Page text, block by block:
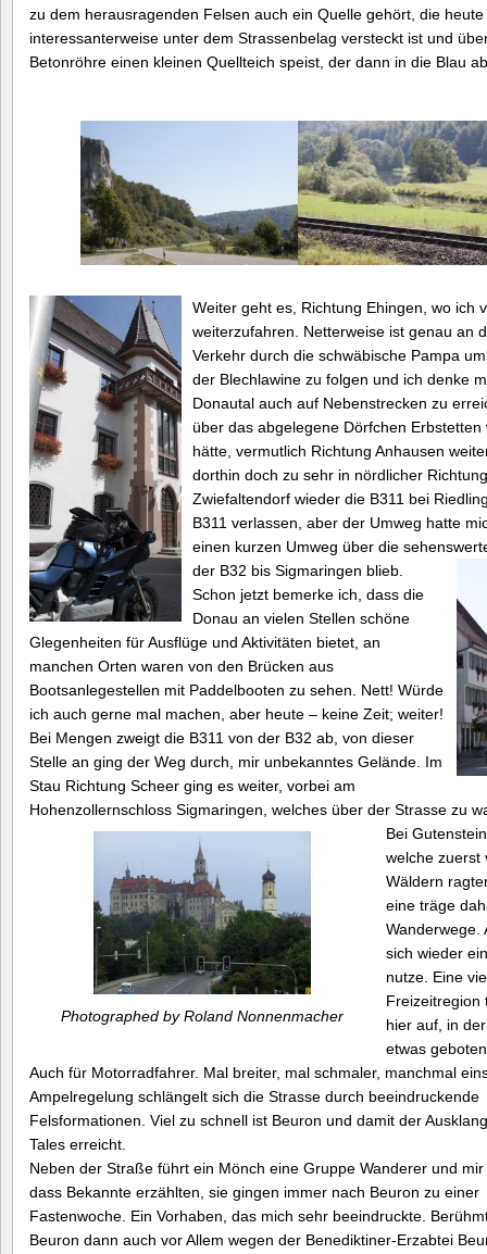
zu dem herausragenden Felsen auch ein Quelle gehört, die heute
interessanterweise unter dem Strassenbelag versteckt ist und
Betonröhre einen kleinen Quellteich speist, der dann in die Blau
Weiter geht es, Richtung Ehingen, wo ich
weiterzufahren. Netterweise ist genau an
Verkehr durch die schwäbische Pampa
der Blechlawine zu folgen und ich denke
Donautal auch auf Nebenstrecken zu
über das abgelegene Dörfchen
hätte, vermutlich Richtung Anhausen
dorthin doch zu sehr in nördlicher
Zwiefaltendorf wieder die B311 bei
B311 verlassen, aber der Umweg hatte
einen kurzen Umweg über die
der B32 bis Sigmaringen blieb.
Schon jetzt bemerke ich, dass die
Donau an vielen Stellen schöne
Glegenheiten für Ausflüge und Aktivitäten bietet, an
manchen Orten waren von den Brücken aus
Bootsanlegestellen mit Paddelbooten zu sehen. Nett! Würde
ich auch gerne mal machen, aber heute – keine Zeit; weiter!
Bei Mengen zweigt die B311 von der B32 ab, von dieser
Stelle an ging der Weg durch, mir unbekanntes Gelände. Im
Stau Richtung Scheer ging es weiter, vorbei am
Hohenzollernschloss Sigmaringen, welches über der Strasse zu
Photographed by Roland Nonnenmacher
Bei
welche zuerst
Wäldern
eine träge
Wanderwege.
sich wieder
nutze. Eine
Freizeitregion
hier auf, in
etwas
Auch für Motorradfahrer. Mal breiter, mal schmaler, manchmal
Ampelregelung schlängelt sich die Strasse durch beeindruckende
Felsformationen. Viel zu schnell ist Beuron und damit der
Tales erreicht.
Neben der Straße führt ein Mönch eine Gruppe Wanderer und
dass Bekannte erzählten, sie gingen immer nach Beuron zu einer
Fastenwoche. Ein Vorhaben, das mich sehr beeindruckte.
Beuron dann auch vor Allem wegen der Benediktiner-Erzabtei